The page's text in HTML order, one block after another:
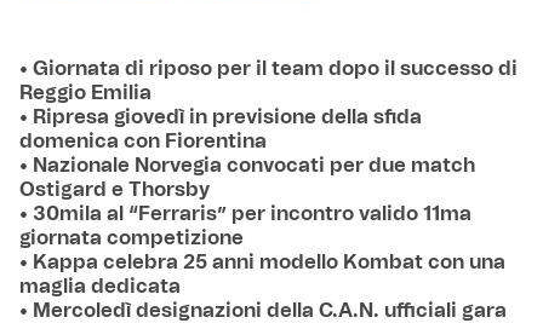
• Giornata di riposo per il team dopo il successo di
Reggio Emilia
• Ripresa giovedì in previsione della sfida
domenica con Fiorentina
• Nazionale Norvegia convocati per due match
Ostigard e Thorsby
• 30mila al “Ferraris” per incontro valido 11ma
giornata competizione
• Kappa celebra 25 anni modello Kombat con una
maglia dedicata
• Mercoledì designazioni della C.A.N. ufficiali gara